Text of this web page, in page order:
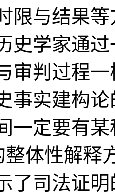
限与结果
史学家通
审判过程
事实建构
一定要有
体性解释
了司法证